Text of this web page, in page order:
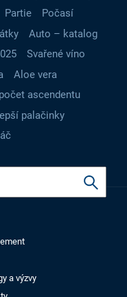
Partie
Počasí
Auto – katalog
Svařené víno
Aloe vera
ascendentu
palačinky
a výzvy